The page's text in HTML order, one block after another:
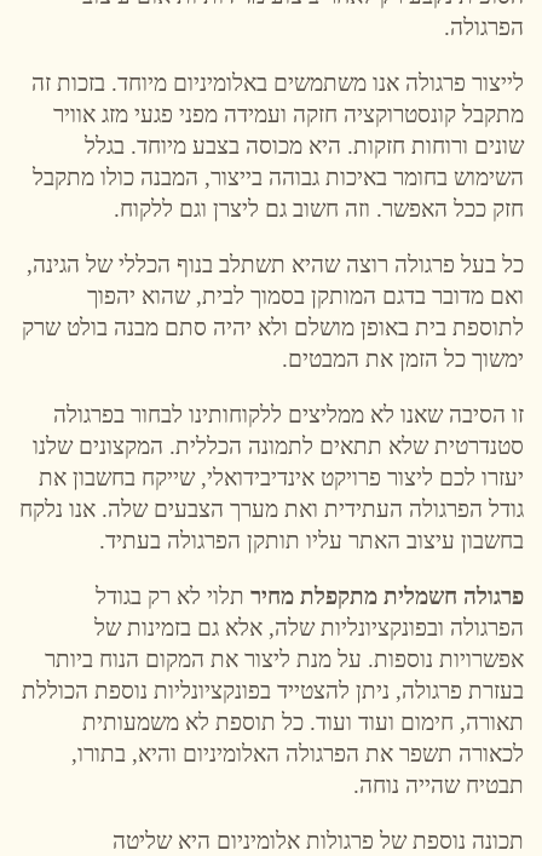
הפרגולה.
לייצור פרגולה אנו משתמשים באלומיניום מיוחד. בזכות זה
מתקבל קונסטרוקציה חזקה ועמידה מפני פגעי מזג אוויר
שונים ורוחות חזקות. היא מכוסה בצבע מיוחד. בגלל
השימוש בחומר באיכות גבוהה בייצור, המבנה כולו מתקבל
חזק ככל האפשר. וזה חשוב גם ליצרן וגם ללקוח.
כל בעל פרגולה רוצה שהיא תשתלב בנוף הכללי של הגינה,
ואם מדובר בדגם המותקן בסמוך לבית, שהוא יהפוך
לתוספת בית באופן מושלם ולא יהיה סתם מבנה בולט שרק
ימשוך כל הזמן את המבטים.
זו הסיבה שאנו לא ממליצים ללקוחותינו לבחור בפרגולה
סטנדרטית שלא תתאים לתמונה הכללית. המקצונים שלנו
יעזרו לכם ליצור פרויקט אינדיבידואלי, שייקח בחשבון את
גודל הפרגולה העתידית ואת מערך הצבעים שלה. אנו נלקח
בחשבון עיצוב האתר עליו תותקן הפרגולה בעתיד.
פרגולה חשמלית מתקפלת מחיר תלוי לא רק בגודל
הפרגולה ובפונקציונליות שלה, אלא גם בזמינות של
אפשרויות נוספות. על מנת ליצור את המקום הנוח ביותר
בעזרת פרגולה, ניתן להצטייד בפונקציונליות נוספת הכוללת
תאורה, חימום ועוד ועוד. כל תוספת לא משמעותית
לכאורה תשפר את הפרגולה האלומיניום והיא, בתורו,
תבטיח שהייה נוחה.
תכונה נוספת של פרגולות אלומיניום היא שליטה